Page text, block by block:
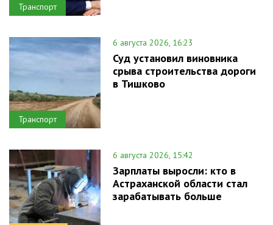
Транспорт
Транспорт
6 августа 2026, 16:23
Суд установил виновника
срыва строительства дороги
в Тишково
6 августа 2026, 15:42
Зарплаты выросли: кто в
Астраханской области стал
зарабатывать больше